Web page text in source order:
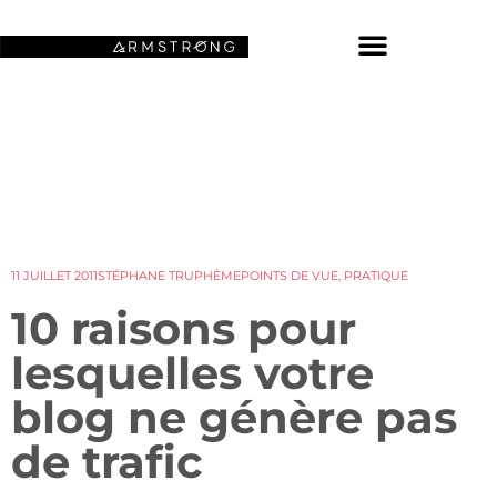
11 JUILLET 2011STÉPHANE TRUPHÈMEPOINTS DE VUE, PRATIQUE
10 raisons pour
lesquelles votre
blog ne génère pas
de trafic